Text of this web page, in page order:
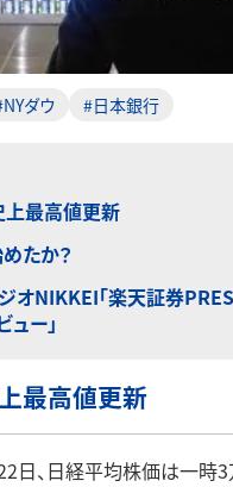
ダウ #日本銀行
最高値更新
たか？
オNIKKEI「楽天証券
ュー」
最高値更新
日、日経平均株価は一時